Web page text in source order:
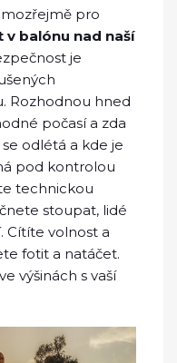
pro
v balónu nad naší
je
Rozhodnou hned
počasí a zda
odlétá a kde je
pod kontrolou
technickou
stoupat, lidé
Cítíte volnost a
fotit a natáčet.
výšinách s vaší